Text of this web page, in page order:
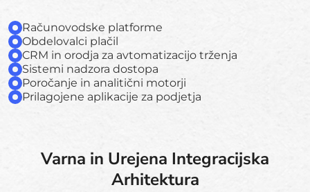
Računovodske platforme
Obdelovalci plačil
CRM in orodja za avtomatizacijo trženja
Sistemi nadzora dostopa
Poročanje in analitični motorji
Prilagojene aplikacije za podjetja
Varna in Urejena Integracijska
Arhitektura